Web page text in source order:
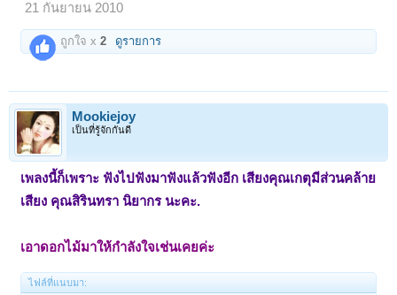
21 กันยายน 2010
ถูกใจ x2 ดูรายการ
Mookiejoy
เป็นที่รู้จักกันดี
เพลงนี้ก็เพราะ ฟังไปฟังมาฟังแล้วฟังอีก เสียงคุณเกตุมีส่วนคล้าย
เสียง คุณสิรินทรา นิยากร นะคะ.
เอาดอกไม้มาให้กำลังใจเช่นเคยค่ะ
ไฟล์ที่แนบมา: